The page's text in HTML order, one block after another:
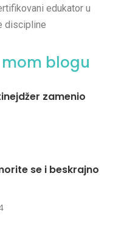
edukator u
discipline
mom blogu
zamenio
se i beskrajno